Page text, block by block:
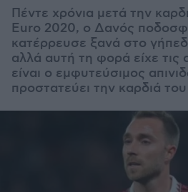
Πέντε χρόνια μετά την
Euro 2020, ο Δανός
κατέρρευσε ξανά στο
αλλά αυτή τη φορά είχε τις
είναι ο εμφυτεύσιμος
προστατεύει την καρδιά του